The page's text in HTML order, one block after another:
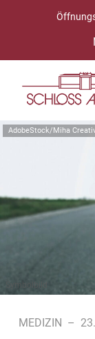
AdobeStock/Miha
Symbolbild
MEDIZIN –